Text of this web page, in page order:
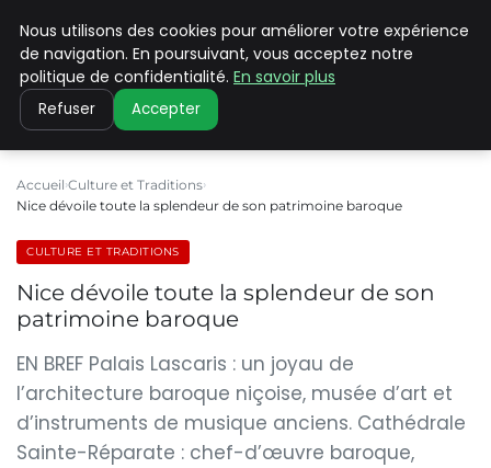
PILAT PATRIMOINES
Accueil Culture et Traditions
Nice dévoile toute la splendeur de son patrimoine baroque
CULTURE ET TRADITIONS
Nice dévoile toute la splendeur de son
patrimoine baroque
EN BREF Palais Lascaris : un joyau de
l’architecture baroque niçoise, musée d’art et
d’instruments de musique anciens. Cathédrale
Sainte-Réparate : chef-d’œuvre baroque,
Nous utilisons des cookies pour améliorer votre expérience
de navigation. En poursuivant, vous acceptez notre
politique de confidentialité. En savoir plus
Refuser Accepter